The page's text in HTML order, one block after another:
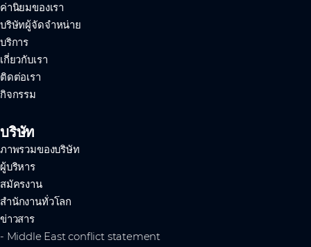
ค่านิยมของเรา
บริษัทผู้จัดจำหน่าย
บริการ
เกี่ยวกับเรา
ติดต่อเรา
กิจกรรม
บริษัท
ภาพรวมของบริษัท
ผู้บริหาร
สมัครงาน
สำนักงานทั่วโลก
ข่าวสาร
- Middle East conflict statement